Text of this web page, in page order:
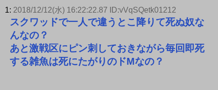
1: 2018/12/12(水) 16:22:22.87 ID:vVqSQetk01212
スクワッドで一人で違うとこ降りて死ぬ奴な
んなの？
あと激戦区にピン刺しておきながら毎回即死
する雑魚は死にたがりのドMなの？